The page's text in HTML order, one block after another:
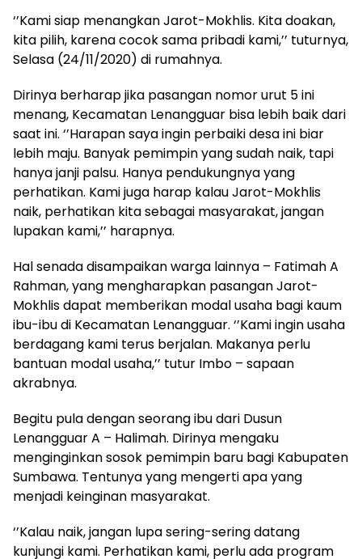
‘’Kami siap menangkan Jarot-Mokhlis. Kita doakan,
kita pilih, karena cocok sama pribadi kami,’’ tuturnya,
Selasa (24/11/2020) di rumahnya.
Dirinya berharap jika pasangan nomor urut 5 ini
menang, Kecamatan Lenangguar bisa lebih baik dari
saat ini. ‘’Harapan saya ingin perbaiki desa ini biar
lebih maju. Banyak pemimpin yang sudah naik, tapi
hanya janji palsu. Hanya pendukungnya yang
perhatikan. Kami juga harap kalau Jarot-Mokhlis
naik, perhatikan kita sebagai masyarakat, jangan
lupakan kami,’’ harapnya.
Hal senada disampaikan warga lainnya – Fatimah A
Rahman, yang mengharapkan pasangan Jarot-
Mokhlis dapat memberikan modal usaha bagi kaum
ibu-ibu di Kecamatan Lenangguar. ‘’Kami ingin usaha
berdagang kami terus berjalan. Makanya perlu
bantuan modal usaha,’’ tutur Imbo – sapaan
akrabnya.
Begitu pula dengan seorang ibu dari Dusun
Lenangguar A – Halimah. Dirinya mengaku
menginginkan sosok pemimpin baru bagi Kabupaten
Sumbawa. Tentunya yang mengerti apa yang
menjadi keinginan masyarakat.
‘’Kalau naik, jangan lupa sering-sering datang
kunjungi kami. Perhatikan kami, perlu ada program